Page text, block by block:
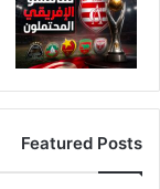
Featured Posts